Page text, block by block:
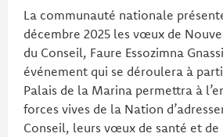
La communauté nationale
décembre 2025 les vœux de
du Conseil, Faure Essozimna
événement qui se déroulera à
Palais de la Marina permettra à
forces vives de la Nation
Conseil, leurs vœux de santé et de